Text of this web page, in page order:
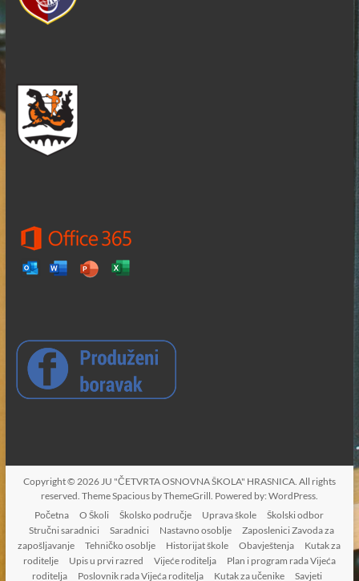
Copyright © 2026JU "ČETVRTA OSNOVNA ŠKOLA" HRASNICA. All rights
reserved. ThemeSpaciousby ThemeGrill. Powered by: WordPress.
Početna
O Školi Školsko područje Uprava škole
Školski odbor
Stručni saradnici
Saradnici Nastavno osoblje
Zaposlenici Zavoda za
zapošljavanje
Tehničko osoblje Historijat škole Obavještenja
Kutak za
roditelje
Upis u prvi razred Vijeće roditelja
Plan i program rada Vijeća
roditelja
Poslovnik rada Vijeća roditelja Kutak za učenike Savjeti